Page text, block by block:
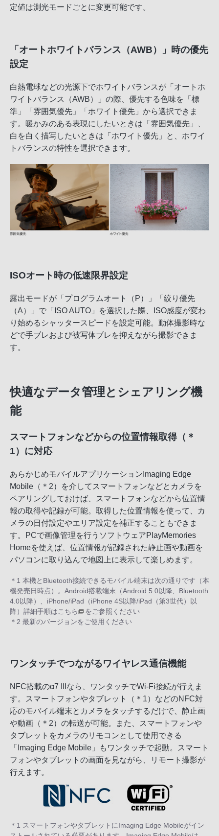
定値は測光モードごとに変更可能です。
「オートホワイトバランス（AWB）」時の優先
設定
白熱電球などの光源下でホワイトバランスが「オートホ
ワイトバランス（AWB）」の際、優先する色味を「標
準」「雰囲気優先」「ホワイト優先」から選択できま
す。暖かみのある表現にしたいときは「雰囲気優先」、
白を白く描写したいときは「ホワイト優先」と、ホワイ
トバランスの特性を選択できます。
ISOオート時の低速限界設定
露出モードが「プログラムオート（P）」「絞り優先
（A）」で「ISO AUTO」を選択した際、ISO感度が変わ
り始めるシャッタースピードを設定可能。動体撮影時な
どで手ブレおよび被写体ブレを抑えながら撮影できま
す。
快適なデータ管理とシェアリング機
能
スマートフォンなどからの位置情報取得（＊
1）に対応
あらかじめモバイルアプリケーションImaging Edge
Mobile（＊2）を介してスマートフォンなどとカメラを
ペアリングしておけば、スマートフォンなどから位置情
報の取得や記録が可能。取得した位置情報を使って、カ
メラの日付設定やエリア設定を補正することもできま
す。PCで画像管理を行うソフトウェアPlayMemories
Homeを使えば、位置情報が記録された静止画や動画を
パソコンに取り込んで地図上に表示して楽しめます。
＊1 本機とBluetooth接続できるモバイル端末は次の通りです（本
機発売日時点）。Android搭載端末（Android 5.0以降、Bluetooth
4.0以降）、iPhone/iPad（iPhone 4S以降/iPad（第3世代）以
降）詳細手順は こちら
をご参照ください
＊2 最新のバージョンをご使用ください
ワンタッチでつながるワイヤレス通信機能
NFC搭載のα7 IIIなら、ワンタッチでWi-Fi接続が行えま
す。スマートフォンやタブレット（＊1）などのNFC対
応のモバイル端末とカメラをタッチするだけで、静止画
や動画（＊2）の転送が可能。また、スマートフォンや
タブレットをカメラのリモコンとして使用できる
「Imaging Edge Mobile」もワンタッチで起動。スマート
フォンやタブレットの画面を見ながら、リモート撮影が
行えます。
＊1 スマートフォンやタブレットにImaging Edge Mobileがイン